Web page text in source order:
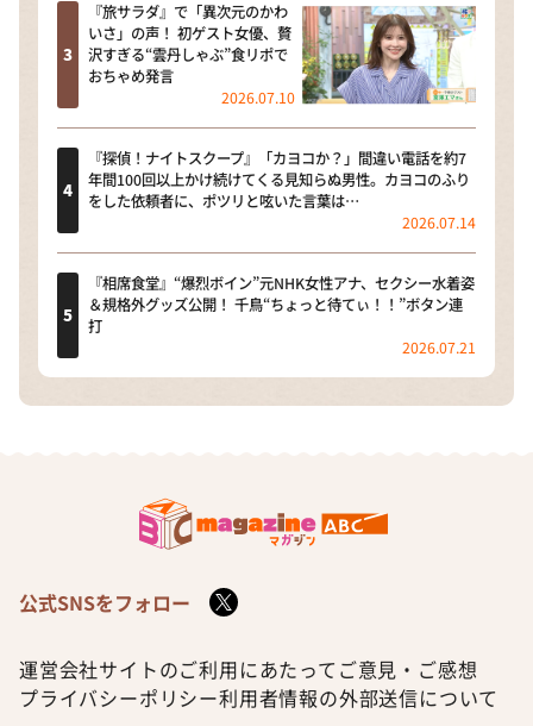
『旅サラダ』で「異次元のかわ
いさ」の声！ 初ゲスト女優、贅
沢すぎる“雲丹しゃぶ”食リポで
おちゃめ発言
2026.07.10
『探偵！ナイトスクープ』「カヨコか？」間違い電話を約7
年間100回以上かけ続けてくる見知らぬ男性。カヨコのふり
をした依頼者に、ポツリと呟いた言葉は…
2026.07.14
『相席食堂』“爆烈ボイン”元NHK女性アナ、セクシー水着姿
＆規格外グッズ公開！ 千鳥“ちょっと待てぃ！！”ボタン連
打
2026.07.21
公式SNSをフォロー
運営会社サイトのご利用にあたって ご意見・ご感想
プライバシーポリシー利用者情報の外部送信について